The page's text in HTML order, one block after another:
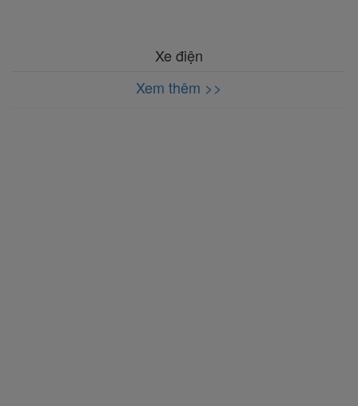
Xe điện
Xem thêm >>